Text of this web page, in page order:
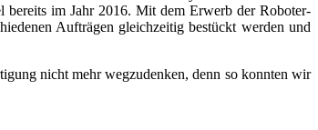
bereits im Jahr 2016. Mit dem Erwerb der Roboter-
Aufträgen gleichzeitig bestückt werden und
nicht mehr wegzudenken, denn so konnten wir